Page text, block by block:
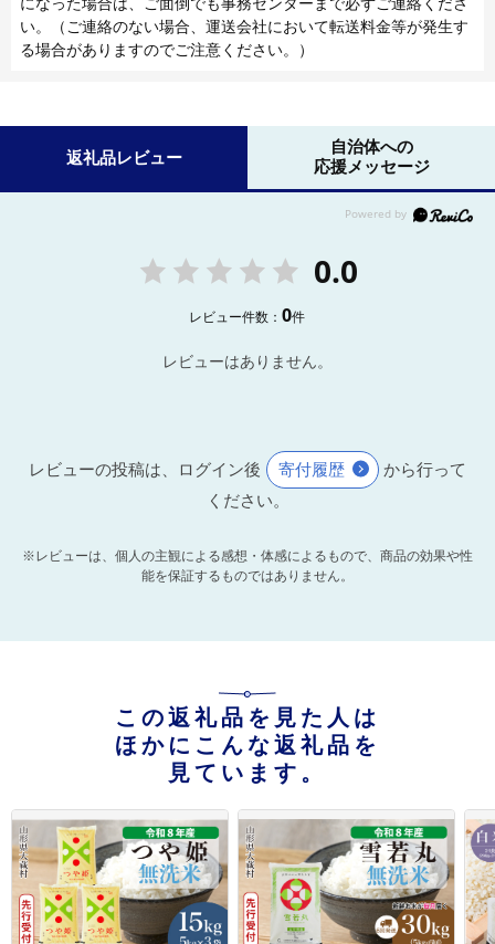
い。（ご連絡のない場合、運送会社において転送料金等が発生す
る場合がありますのでご注意ください。）
返礼品レビュー
自治体への
応援メッセージ
0.0
レビュー件数：0件
レビューはありません。
レビューの投稿は、ログイン後 寄付履歴
から行って
ください。
※レビューは、個人の主観による感想・体感によるもので、商品の効果や性
能を保証するものではありません。
この返礼品を見た人は
ほかにこんな返礼品を
見ています。